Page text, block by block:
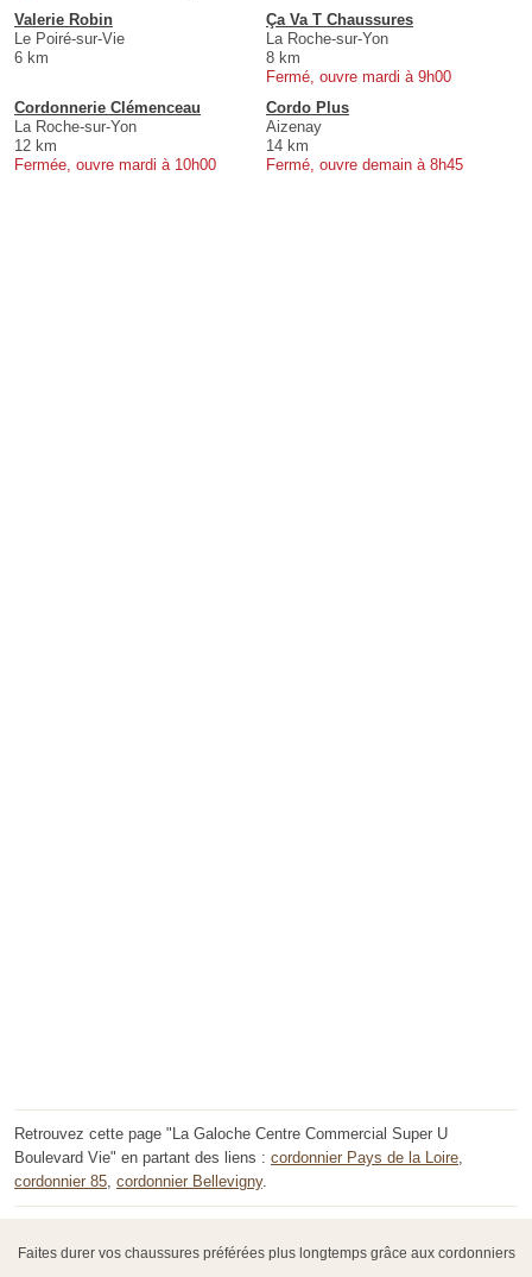
Valerie Robin
Le Poiré-sur-Vie
6 km
Ça Va T Chaussures
La Roche-sur-Yon
8 km
Fermé, ouvre mardi à 9h00
Cordonnerie Clémenceau
La Roche-sur-Yon
12 km
Fermée, ouvre mardi à 10h00
Cordo Plus
Aizenay
14 km
Fermé, ouvre demain à 8h45
Retrouvez cette page "La Galoche Centre Commercial Super U
Boulevard Vie" en partant des liens : cordonnier Pays de la Loire,
cordonnier 85, cordonnier Bellevigny.
Faites durer vos chaussures préférées plus longtemps grâce aux cordonniers